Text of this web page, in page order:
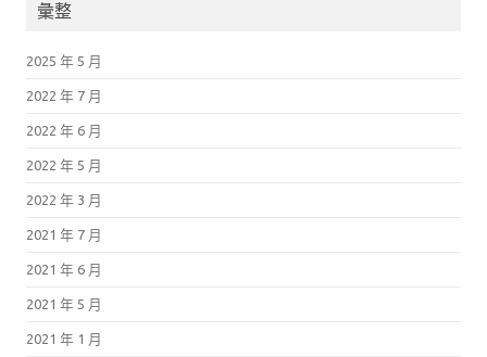
彙整
2025 年 5 月
2022 年 7 月
2022 年 6 月
2022 年 5 月
2022 年 3 月
2021 年 7 月
2021 年 6 月
2021 年 5 月
2021 年 1 月